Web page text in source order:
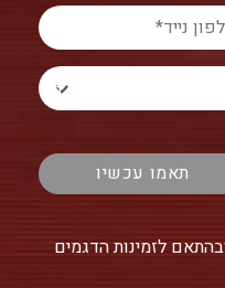
אפריליה שוברת את שיא המהירות
לזמינות הדגמים